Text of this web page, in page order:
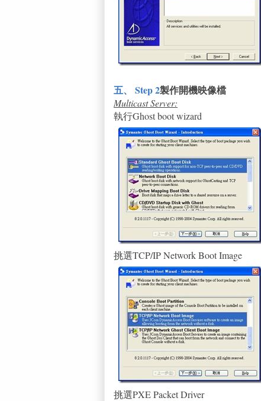
五、 Step 2製作開機映像檔
Multicast Server:
執行Ghost boot wizard
挑選TCP/IP Network Boot Image
挑選PXE Packet Driver